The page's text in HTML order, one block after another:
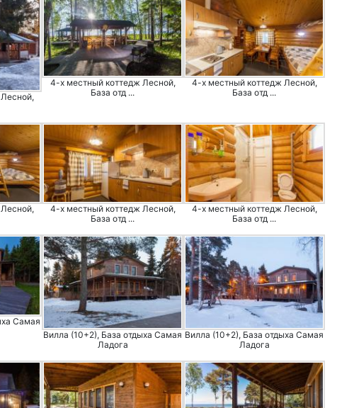
4-х местный коттедж Лесной,
База отд ...
4-х местный коттедж Лесной,
База отд ...
4-х местный коттедж Лесной,
База отд ...
4-х местный коттедж Лесной,
База отд ...
Самая
Вилла (10+2), База отдыха Самая
Ладога
Вилла (10+2), База отдыха Самая
Ладога